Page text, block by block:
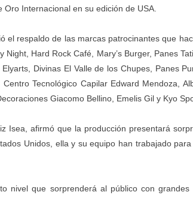
Internacional en su edición de USA.
el respaldo de las marcas patrocinantes que
Night, Hard Rock Café, Mary’s Burger, Panes
Divinas El Valle de los Chupes, Panes
Tecnológico Capilar Edward Mendoza,
Giacomo Bellino, Emelis Gil y Kyo
Isea, afirmó que la producción presentará
Unidos, ella y su equipo han trabajado
nivel que sorprenderá al público con